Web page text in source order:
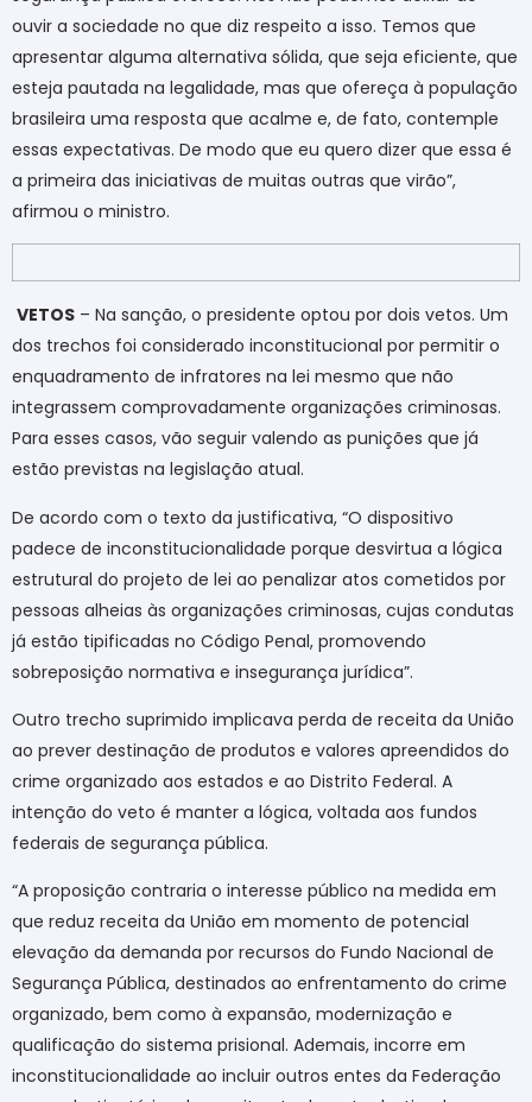
ouvir a sociedade no que diz respeito a isso. Temos que
apresentar alguma alternativa sólida, que seja eficiente, que
esteja pautada na legalidade, mas que ofereça à população
brasileira uma resposta que acalme e, de fato, contemple
essas expectativas. De modo que eu quero dizer que essa é
a primeira das iniciativas de muitas outras que virão”,
afirmou o ministro.
VETOS – Na sanção, o presidente optou por dois vetos. Um
dos trechos foi considerado inconstitucional por permitir o
enquadramento de infratores na lei mesmo que não
integrassem comprovadamente organizações criminosas.
Para esses casos, vão seguir valendo as punições que já
estão previstas na legislação atual.
De acordo com o texto da justificativa, “O dispositivo
padece de inconstitucionalidade porque desvirtua a lógica
estrutural do projeto de lei ao penalizar atos cometidos por
pessoas alheias às organizações criminosas, cujas condutas
já estão tipificadas no Código Penal, promovendo
sobreposição normativa e insegurança jurídica”.
Outro trecho suprimido implicava perda de receita da União
ao prever destinação de produtos e valores apreendidos do
crime organizado aos estados e ao Distrito Federal. A
intenção do veto é manter a lógica, voltada aos fundos
federais de segurança pública.
“A proposição contraria o interesse público na medida em
que reduz receita da União em momento de potencial
elevação da demanda por recursos do Fundo Nacional de
Segurança Pública, destinados ao enfrentamento do crime
organizado, bem como à expansão, modernização e
qualificação do sistema prisional. Ademais, incorre em
inconstitucionalidade ao incluir outros entes da Federação